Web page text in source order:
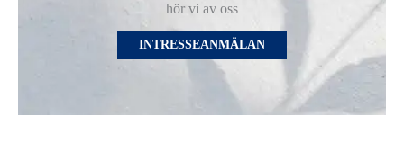
hör vi av oss
INTRESSEANMÄLAN